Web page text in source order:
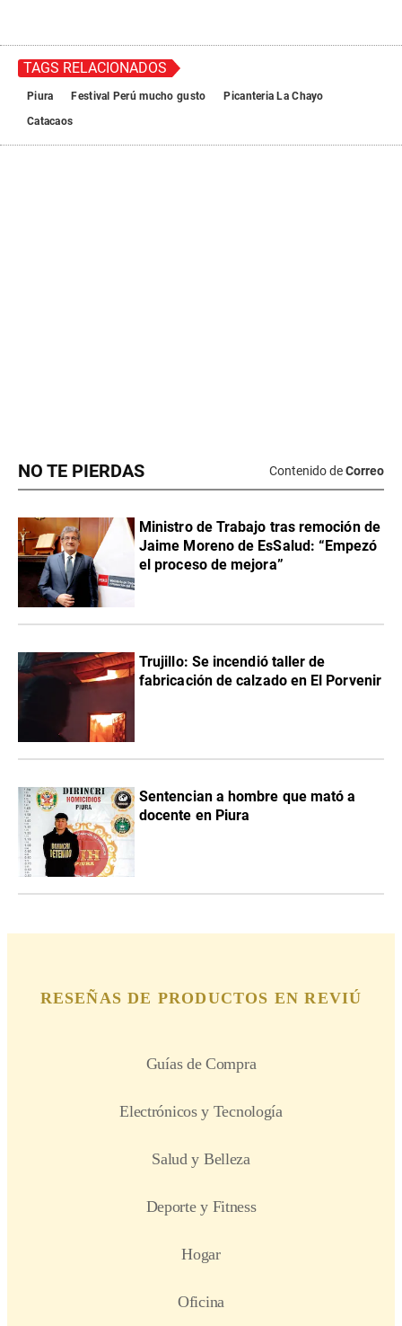
NO TE PIERDAS Contenido deCorreo
Ministro de Trabajo tras remoción de
Jaime Moreno de EsSalud: “Empezó
el proceso de mejora”
Trujillo: Se incendió taller de
fabricación de calzado en El Porvenir
Sentencian a hombre que mató a
docente en Piura